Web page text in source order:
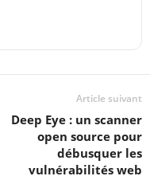
Article suivant
Deep Eye : un scanner
open source pour
débusquer les
vulnérabilités web